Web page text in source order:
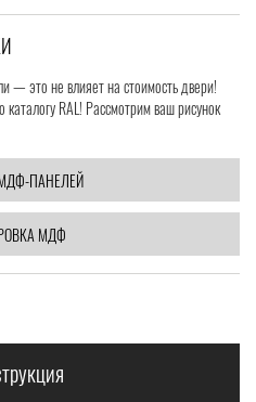
— это не влияет на стоимость двери!
RAL! Рассмотрим ваш рисунок
ПАНЕЛЕЙ
МДФ